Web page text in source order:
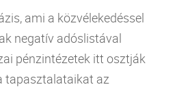
ami a közvélekedéssel
negatív adóslistával
pénzintézetek itt osztják
tapasztalataikat az